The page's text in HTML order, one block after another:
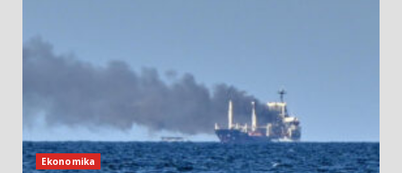
Ekonomika